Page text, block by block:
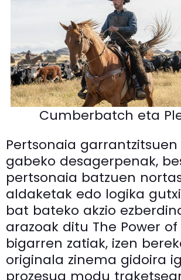
Cumberbatch eta
Pertsonaia
gabeko desagerpenak,
pertsonaia batzuen
aldaketak edo logika
bat bateko akzio
arazoak ditu The Power
bigarren zatiak, izen
originala zinema gidoira
prozesua modu